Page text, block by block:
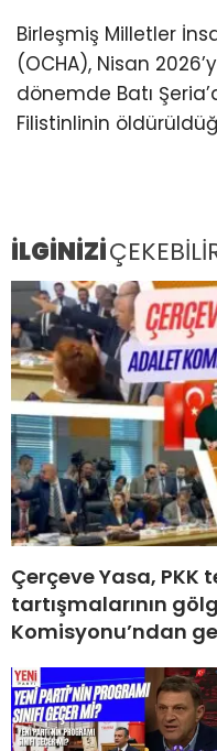
Birleşmiş Milletler
(OCHA), Nisan
dönemde Batı
Filistinlinin
İLGİNİZİ
Çerçeve Yasa, PKK
tartışmalarının
Komisyonu’ndan